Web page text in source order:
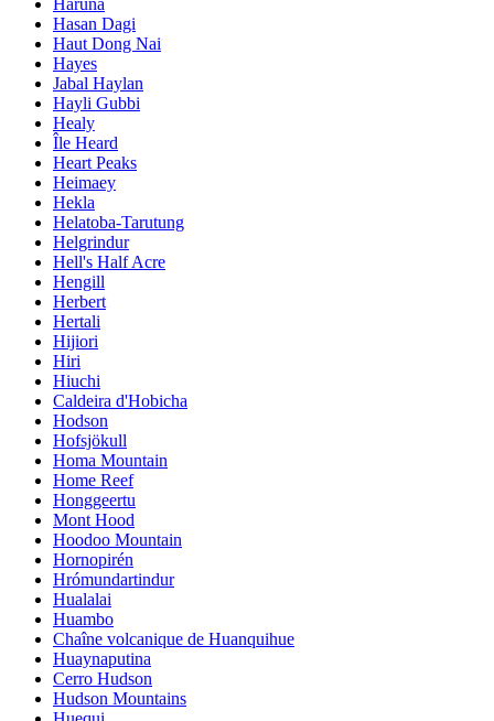
Hasan Dagi
Haut Dong Nai
Hayes
Jabal Haylan
Hayli Gubbi
Healy
Île Heard
Heart Peaks
Heimaey
Hekla
Helatoba-Tarutung
Helgrindur
Hell's Half Acre
Hengill
Herbert
Hertali
Hijiori
Hiri
Hiuchi
Caldeira d'Hobicha
Hodson
Hofsjökull
Homa Mountain
Home Reef
Honggeertu
Mont Hood
Hoodoo Mountain
Hornopirén
Hrómundartindur
Hualalai
Huambo
Chaîne volcanique de Huanquihue
Huaynaputina
Cerro Hudson
Hudson Mountains